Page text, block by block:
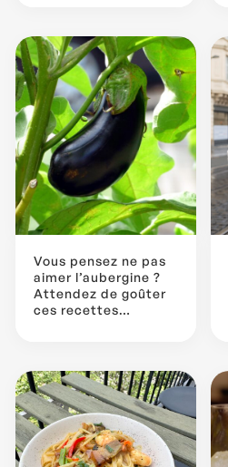
Vous pensez ne pas
aimer l’aubergine ?
Attendez de goûter
ces recettes…